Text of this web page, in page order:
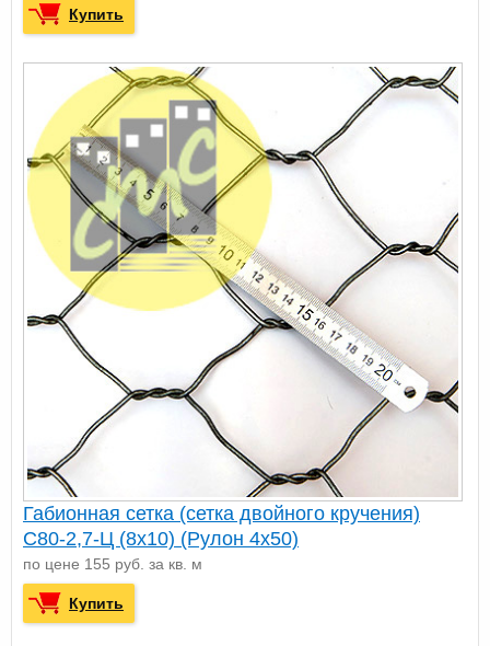
Купить
Габионная сетка (сетка двойного кручения)
С80-2,7-Ц (8х10) (Рулон 4x50)
по цене 155 руб. за кв. м
Купить